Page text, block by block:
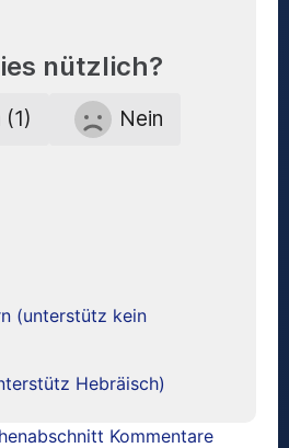
nützlich?
(1) Nein
(unterstütz kein
Hebräisch)
Kommentare